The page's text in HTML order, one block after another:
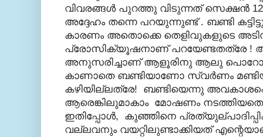
വിവരങ്ങള്‍ പുറത്തു വിടുന്നത് സെക്ഷന്‍
അദ്ദേഹം തന്നെ പറയുന്നുണ്ട് . ബണ്ടി
കാരണം അതൊക്കെ തെളിവുകളുടെ
പ്രോസിക്യൂഷനാണ് പറയേണ്ടതത്രേ !
അനുസരിച്ചാണ് ആളൂരിനു ആലു
കാണാതെ ബണ്ടിയാണോ സ്വര്‍ണം
കഴിയില്ലത്രേ! ബണ്ടിയെന്നു
ആരെങ്കിലുമാകാം മോഷണം
ഇതിപ്പോള്‍, കുഞ്ഞിനെ
വല്ലവനും വയറ്റിലുണ്ടാക്കിയത്